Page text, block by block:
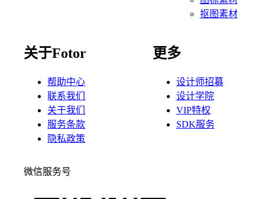
抠图素材
关于Fotor
帮助中心
联系我们
关于我们
服务条款
隐私政策
更多
设计师招募
设计学院
VIP特权
SDK服务
微信服务号